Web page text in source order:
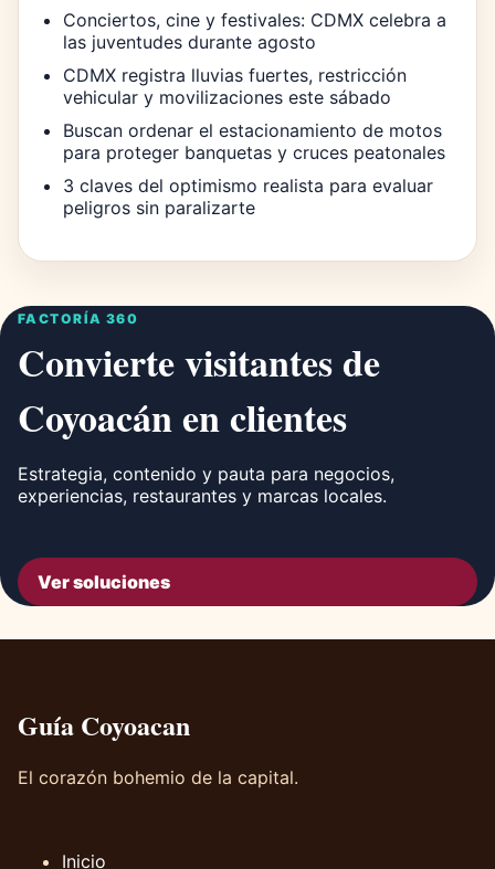
Conciertos, cine y festivales: CDMX celebra a
las juventudes durante agosto
CDMX registra lluvias fuertes, restricción
vehicular y movilizaciones este sábado
Buscan ordenar el estacionamiento de motos
para proteger banquetas y cruces peatonales
3 claves del optimismo realista para evaluar
peligros sin paralizarte
FACTORÍA 360
Convierte visitantes de
Coyoacán en clientes
Estrategia, contenido y pauta para negocios,
experiencias, restaurantes y marcas locales.
Ver soluciones
Guía Coyoacan
El corazón bohemio de la capital.
Inicio